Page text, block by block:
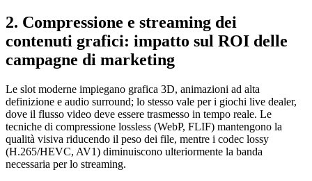
2. Compressione e streaming dei
contenuti grafici: impatto sul ROI delle
campagne di marketing
Le slot moderne impiegano grafica 3D, animazioni ad alta
definizione e audio surround; lo stesso vale per i giochi live dealer,
dove il flusso video deve essere trasmesso in tempo reale. Le
tecniche di compressione lossless (WebP, FLIF) mantengono la
qualità visiva riducendo il peso dei file, mentre i codec lossy
(H.265/HEVC, AV1) diminuiscono ulteriormente la banda
necessaria per lo streaming.